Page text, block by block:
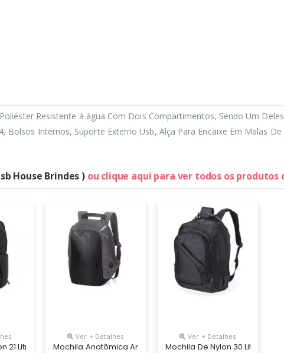
Resistente à água Com Dois Compartimentos, Sendo Um
Bolsos Internos, Suporte Externo Usb, Alça Para Encaixe Em Malas
House Brindes ) ou clique aqui para ver todos os produtos
À Água Com Bolso Frontal E Entrada Para Fones De Ouvido.
21 Litros Com Três Compartimentos, Sendo O Principal Com Bolso
Ver + Detalhes
Mochila Anatômica Antifurto De 29 Litros Em Poliéster
Ver + Detalhes
Mochila De Nylon 30 Litros